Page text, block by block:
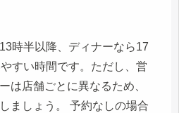
時半以降、ディナーなら17
すい時間です。ただし、営
は店舗ごとに異なるため、
ましょう。 予約なしの場合